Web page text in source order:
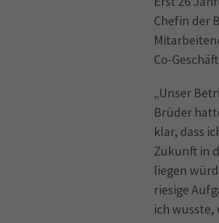
Chefin der
Co-
„Unser
Brüder
klar, dass
Zukunft in
liegen
riesige
ich